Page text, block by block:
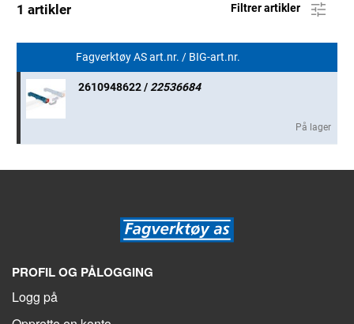
1 artikler Filtrer artikler
Fagverktøy AS art.nr. / BIG-art.nr.
2610948622 / 22536684
På lager
PROFIL OG PÅLOGGING
Logg på